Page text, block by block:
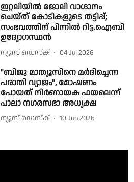
ഇറ്റലിയിൽ ജോലി വാഗ്ദാനം
ചെയ്ത് കോടികളുടെ തട്ടിപ്പ്;
സംഭവത്തിന് പിന്നിൽ റിട്ട.ഐബി
ഉദ്യോഗസ്ഥൻ
ന്യൂസ് ഡെസ്ക് 04 Jul 2026
"ബിജു മാത്യൂസിനെ മർദിച്ചെന്ന
പരാതി വ്യാജം", മോഷണം
പോയത് നിർണായക ഫയലെന്ന്
പാലാ നഗരസഭാ അധ്യക്ഷ
ന്യൂസ് ഡെസ്ക് 10 Jun 2026